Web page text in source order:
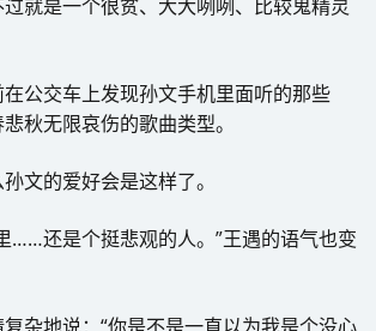
就是一个很贫、大大咧咧、比较鬼精灵
公交车上发现孙文手机里面听的那些
秋无限哀伤的歌曲类型。
文的爱好会是这样了。
……还是个挺悲观的人。”王遇的语气也变
杂地说：“你是不是一直以为我是个没心